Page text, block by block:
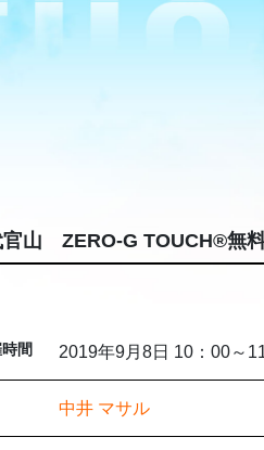
山 ZERO-G TOUCH®無
間 2019年9月8日 10：00～
中井 マサル